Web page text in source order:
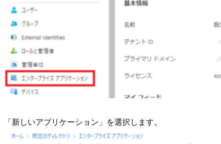
「新しいアプリケーション」を選択します。